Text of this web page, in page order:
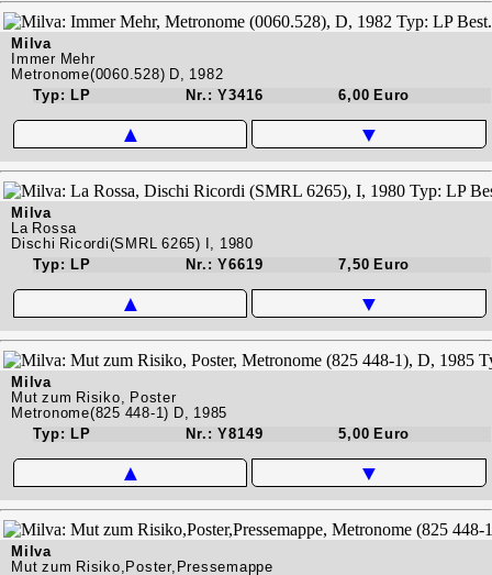
Milva
Immer Mehr
Metronome(0060.528) D, 1982
Typ: LP
Nr.: Y3416 6,00 Euro
▲ ▼
Milva
La Rossa
Dischi Ricordi(SMRL 6265) I, 1980
Typ: LP
Nr.: Y6619 7,50 Euro
▲ ▼
Milva
Mut zum Risiko, Poster
Metronome(825 448-1) D, 1985
Typ: LP
Nr.: Y8149 5,00 Euro
▲ ▼
Milva
Mut zum Risiko,Poster,Pressemappe